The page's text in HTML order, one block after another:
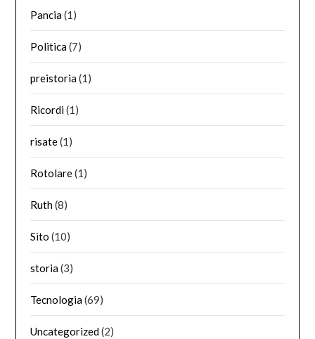
Pancia(1)
Politica(7)
preistoria(1)
Ricordi(1)
risate(1)
Rotolare(1)
Ruth(8)
Sito (10)
storia(3)
Tecnologia(69)
Uncategorized(2)